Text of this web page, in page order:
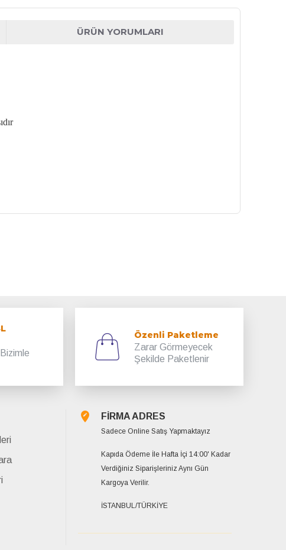
ÜRÜN YORUMLARI
Özenli Paketleme
Zarar Görmeyecek
Şekilde Paketlenir
FİRMA ADRES
Sadece Online Satış Yapmaktayız
Kapıda Ödeme İle Hafta İçi 14:00' Kadar
Verdiğiniz Siparişleriniz Aynı Gün
Kargoya Verilir.
İSTANBUL/TÜRKİYE